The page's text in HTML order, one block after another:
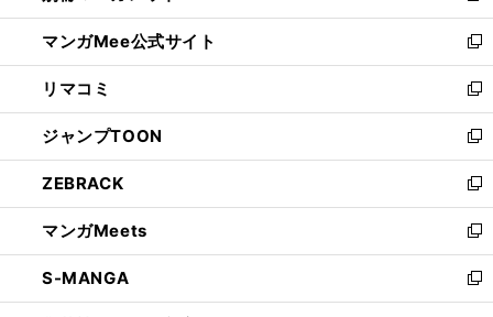
開
く
ン
ド
ウ
で
開
く
ウ
ィ
ン
ド
ウ
で
開
く
し
い
ウ
ィ
ン
ド
ウ
で
開
く
マンガMee公式サイト
新
し
い
ウ
ィ
ン
ド
ウ
で
開
く
リマコミ
新
し
い
ウ
ィ
ン
ド
ウ
で
開
ジャンプTOON
新
し
い
ウ
ィ
ン
ド
ウ
ZEBRACK
新
し
い
ウ
ィ
ン
マンガMeets
新
し
い
ウ
S-MANGA
新
し